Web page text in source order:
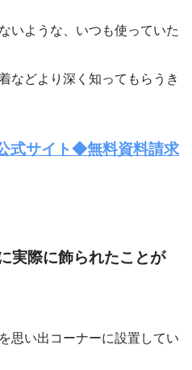
いような、いつも使っていた
などより深く知ってもらうき
式サイト◆無料資料請求
実際に飾られたことが
思い出コーナーに設置してい